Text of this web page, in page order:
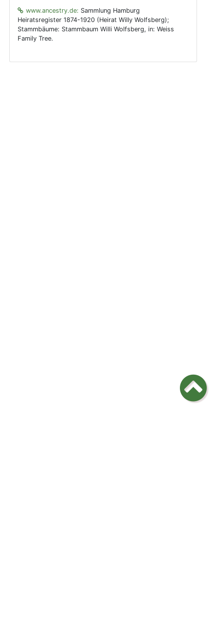
www.ancestry.de: Sammlung Hamburg
Heiratsregister 1874-1920 (Heirat Willy Wolfsberg);
Stammbäume: Stammbaum Willi Wolfsberg, in: Weiss
Family Tree.